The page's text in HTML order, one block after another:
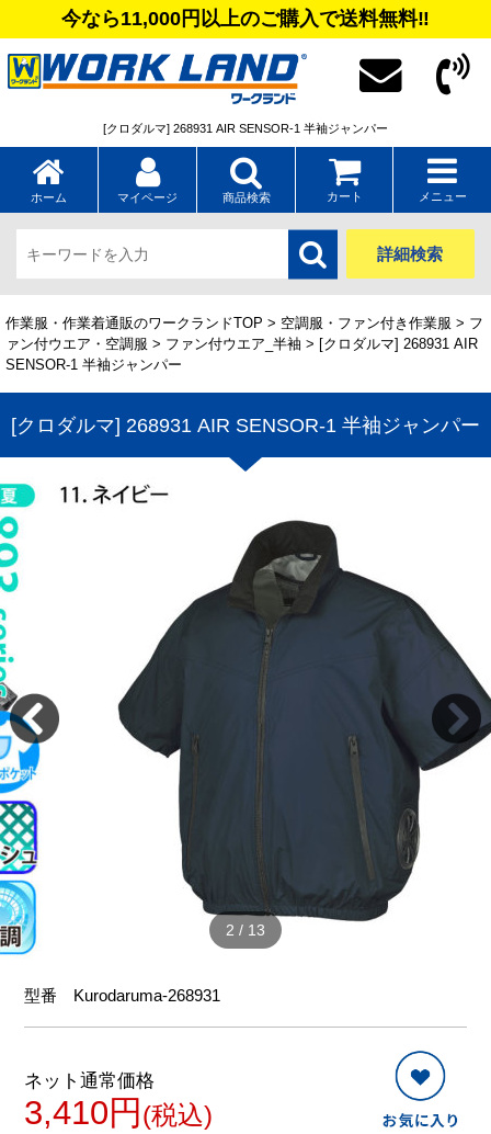
今なら11,000円以上のご購入で送料無料‼
[クロダルマ] 268931 AIR SENSOR-1 半袖ジャンパー
ホーム マイページ 商品検索 カート メニュー
詳細検索
作業服・作業着通販のワークランドTOP > 空調服・ファン付き作業服 > フ
ァン付ウエア・空調服 > ファン付ウエア_半袖 > [クロダルマ] 268931 AIR
SENSOR-1 半袖ジャンパー
[クロダルマ] 268931 AIR SENSOR-1 半袖ジャンパー
2 / 13
型番 Kurodaruma-268931
ネット通常価格
3,410円 (税込)